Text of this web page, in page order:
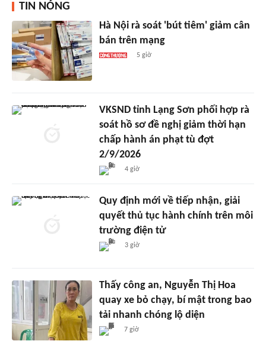
TIN NÓNG
Hà Nội rà soát 'bút tiêm' giảm cân
bán trên mạng
5 giờ
VKSND tỉnh Lạng Sơn phối hợp rà
soát hồ sơ đề nghị giảm thời hạn
chấp hành án phạt tù đợt
2/9/2026
4 giờ
Quy định mới về tiếp nhận, giải
quyết thủ tục hành chính trên môi
trường điện tử
3 giờ
Thấy công an, Nguyễn Thị Hoa
quay xe bỏ chạy, bí mật trong bao
tải nhanh chóng lộ diện
7 giờ